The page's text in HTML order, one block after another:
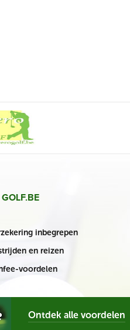
GOLF.BE
inbegrepen
en reizen
voordelen
Ontdek alle voordelen